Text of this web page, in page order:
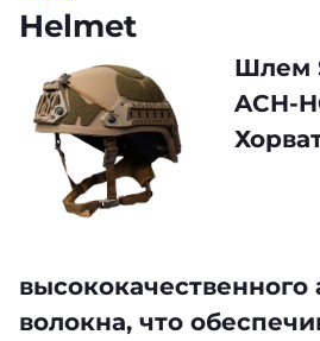
Helmet
Шлем
ACH-
высококачественного
волокна, что